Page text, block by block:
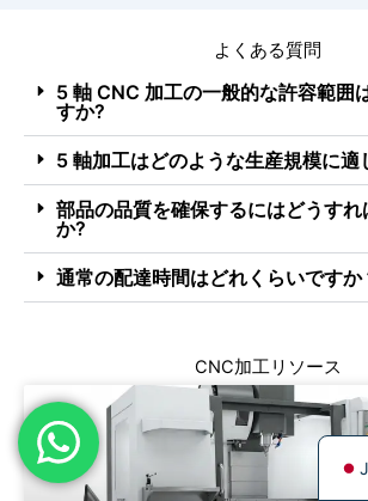
よくある質問
5 軸 CNC 加工の一般的な許容範囲
すか?
5 軸加工はどのような生産規模に適
部品の品質を確保するにはどうすれ
か?
通常の配達時間はどれくらいですか
CNC加工リソース